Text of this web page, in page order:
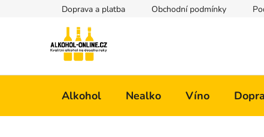
Doprava a platba Obchodní podmínky
Alkohol Nealko Víno